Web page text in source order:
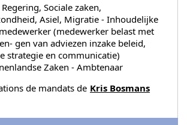
Sociale zaken,
Asiel, Migratie - Inhoudelijke
(medewerker belast met
gen van adviezen inzake beleid,
strategie en communicatie)
Zaken - Ambtenaar
de mandats de Kris Bosmans